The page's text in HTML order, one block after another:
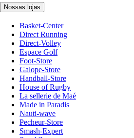
Nossas lojas
Basket-Center
Direct Running
Direct-Volley
Espace Golf
Foot-Store
Galope-Store
Handball-Store
House of Rugby
La sellerie de Maé
Made in Paradis
Nauti-wave
Pecheur-Store
Smash-Expert